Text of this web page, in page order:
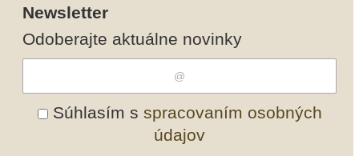
Newsletter
Odoberajte aktuálne novinky
Súhlasím s spracovaním osobných
údajov